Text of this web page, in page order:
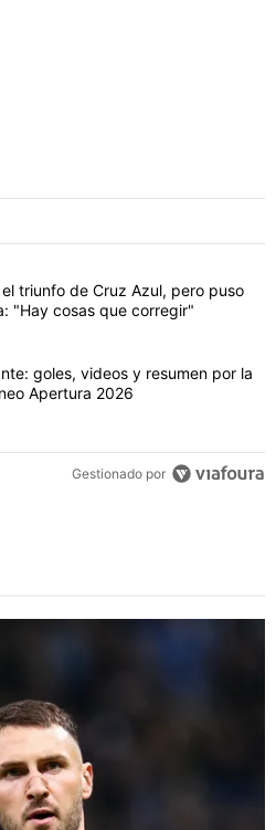
con más comentarios en los
el título "Joel Huiqui valoró el
triunfo de Cruz Azul, pero puso
"Hay cosas que corregir"
título "Cruz Azul 2-3 Atlante:
goles, videos y resumen por la
Apertura 2026
Gestionado por